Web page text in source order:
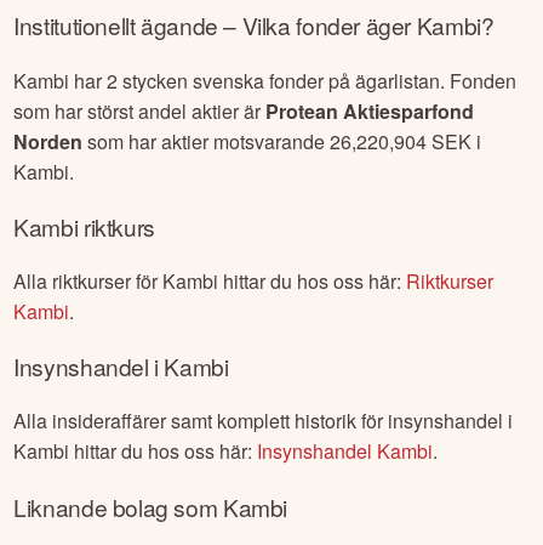
Institutionellt ägande – Vilka fonder ägerKambi?
Kambi har2 stycken svenska fonder på ägarlistan. Fonden
som har störst andel aktier är Protean Aktiesparfond
Norden som har aktier motsvarande26,220,904SEK i
Kambi.
Kambiriktkurs
Alla riktkurser för Kambi hittar du hos oss här: Riktkurser
Kambi.
Insynshandel iKambi
Alla insideraffärer samt komplett historik för insynshandel i
Kambi hittar du hos oss här: Insynshandel Kambi.
Liknande bolag som Kambi